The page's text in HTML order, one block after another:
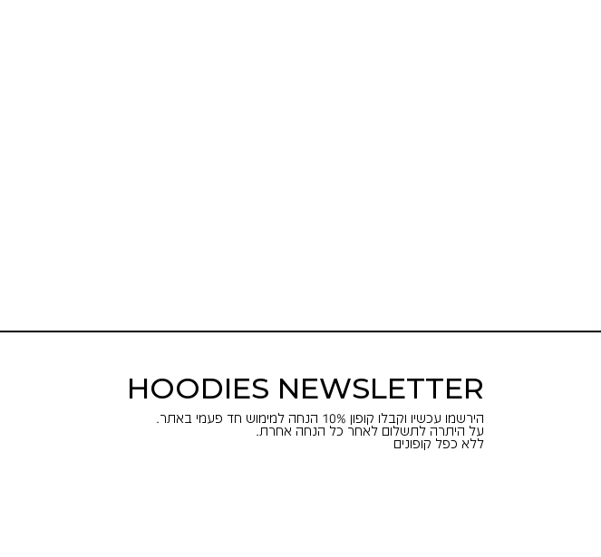
HOODIES NEWSLETTER
הירשמו עכשיו וקבלו קופון 10% הנחה למימוש חד פעמי באתר.
על היתרה לתשלום לאחר כל הנחה אחרת.
ללא כפל קופונים